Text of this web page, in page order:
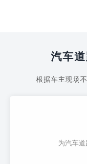
汽车
根据车主现场
为汽车